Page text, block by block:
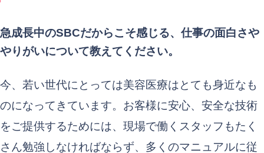
急成長中のSBCだからこそ感じる、仕事の面白さや
やりがいについて教えてください。
今、若い世代にとっては美容医療はとても身近なも
のになってきています。お客様に安心、安全な技術
をご提供するためには、現場で働くスタッフもたく
さん勉強しなければならず、多くのマニュアルに従